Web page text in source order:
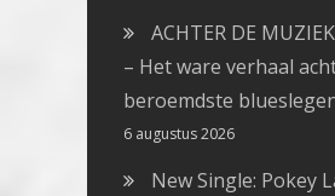
ACHTER DE
– Het ware verhaal
beroemdste
6 augustus 2026
New Single: Pokey